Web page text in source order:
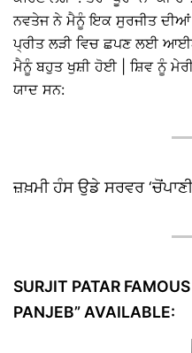
ਨਵਤੇਜ ਨੇ ਮੈਨੂੰ ਇਕ ਸੁਰਜੀਤ ਦੀਆਂ
ਪ੍ਰੀਤ ਲੜੀ ਵਿਚ ਛਪਣ ਲਈ
ਮੈਨੂੰ ਬਹੁਤ ਖੁਸ਼ੀ ਹੋਈ | ਸ਼ਿਵ ਨੂੰ
ਯਾਦ ਸਨ:
ਜ਼ਖ਼ਮੀ ਹੰਸ ਉਡੇ ਸਰਵਰ
SURJIT PATAR
PANJEB” AVAILABLE: